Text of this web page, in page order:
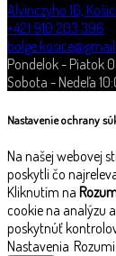
Alvinczyho 16,
+421 910 203 396
Pondelok - Piatok
Sobota - Nedeľa
Nastavenie ochrany
Na našej webovej
poskytli čo
Kliknutím na
cookie na analýzu
poskytnúť
Nastavenia